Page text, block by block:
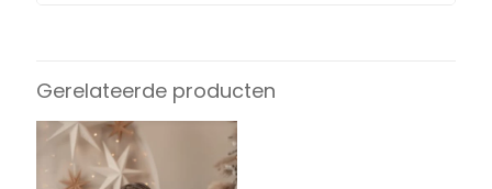
Gerelateerde producten